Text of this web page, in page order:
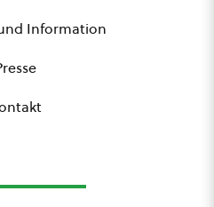
Information